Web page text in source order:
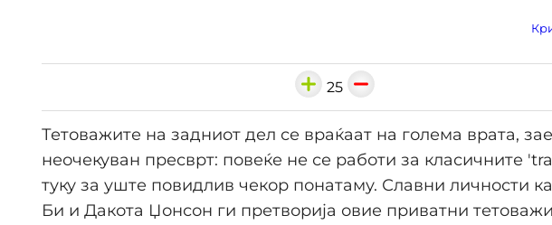
25
Тетоважите на задниот дел се враќаат на голема врата,
неочекуван пресврт: повеќе не се работи за класичните
туку за уште повидлив чекор понатаму. Славни личности
Би и Дакота Џонсон ги претворија овие приватни